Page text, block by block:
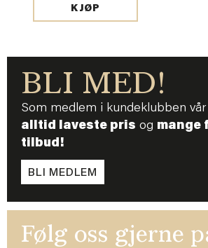
KJØP
BLI MED!
Som medlem i kundeklubben vår
alltid laveste pris og mange
tilbud!
BLI MEDLEM
Følg oss gjerne